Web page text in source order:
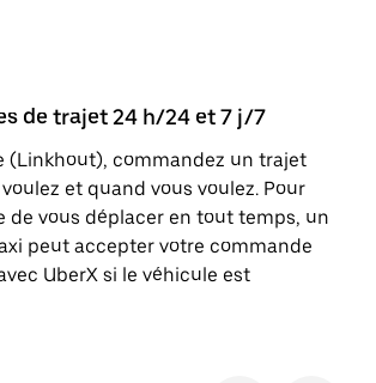
de trajet 24 h/24 et 7 j/7
(Linkhout), commandez un trajet
et quand vous voulez. Pour
de vous déplacer en tout temps, un
peut accepter votre commande
UberX si le véhicule est